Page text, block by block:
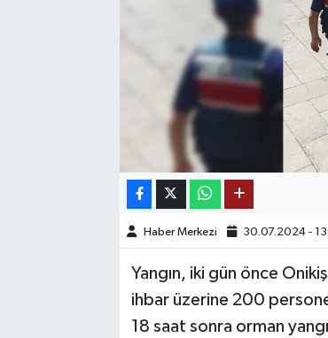
Haber Merkezi 30.07.2024 -
Yangın, iki gün önce
ihbar üzerine 200
18 saat sonra orman
OTOMOTİV